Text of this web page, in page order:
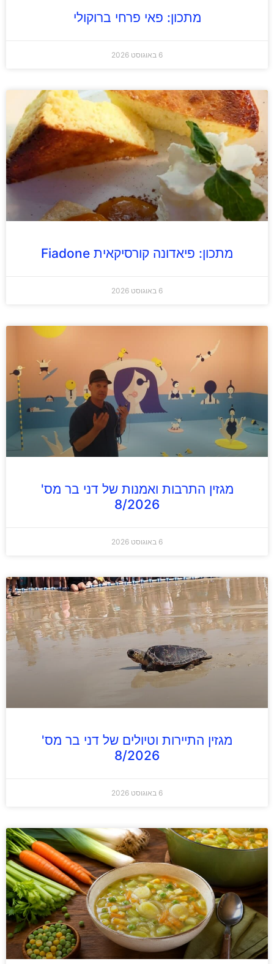
מתכון: פאי פרחי ברוקולי
6 באוגוסט 2026
מתכון: פיאדונה קורסיקאית Fiadone
6 באוגוסט 2026
מגזין התרבות ואמנות של דני בר מס'
8/2026
6 באוגוסט 2026
מגזין התיירות וטיולים של דני בר מס'
8/2026
6 באוגוסט 2026